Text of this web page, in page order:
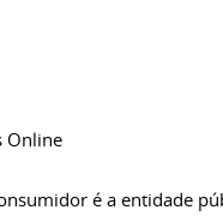
Online
é a entidade